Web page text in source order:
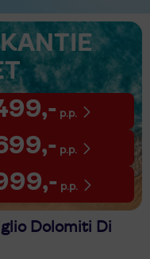
p.p.
p.p.
p.p.
Dolomiti Di